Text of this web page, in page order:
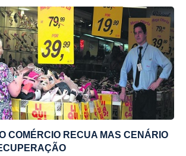
COMÉRCIO RECUA MAS CENÁRIO